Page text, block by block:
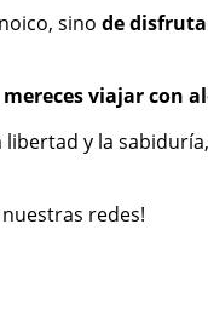
sino de
viajar con
libertad y la sabiduría,
redes!